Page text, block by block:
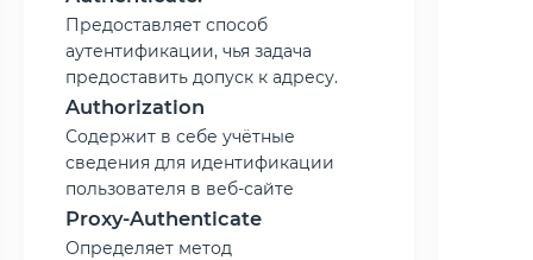
Предоставляет способ
аутентификации, чья задача
предоставить допуск к адресу.
Authorization
Содержит в себе учётные
сведения для идентификации
пользователя в веб-сайте
Proxy-Authenticate
Определяет метод